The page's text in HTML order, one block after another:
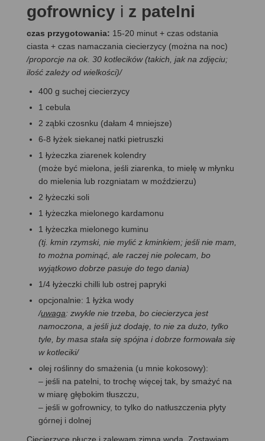
gofrownicy i z patelni
czas przygotowania: 15-20 minut + czas odstania
ciasta + czas namaczania ciecierzycy (można na noc)
/proporcje na ok. 30 kotlecików (takich, jak na zdjęciu;
ilość zależy od wielkości)/
400 g suchej ciecierzycy
1 cebula
2 ząbki czosnku (dałam 4 mniejsze)
6-8 łyżek siekanej natki pietruszki
1 łyżeczka ziarenek kolendry
(może być mielona, jeśli ziarenka, to mielę w młynku
do mielenia lub rozgniatam w moździerzu)
2 łyżeczki soli
1 łyżeczka mielonego kardamonu
1 łyżeczka mielonego kuminu
(tj. kmin rzymski, nie mylić z kminkiem; jeśli nie mam,
to można pominąć, ale raczej nie polecam, bo
wyjątkowo dobrze pasuje do tego dania)
1/4 łyżeczki chilli lub ostrej papryki
opcjonalnie: 1 łyżka wody
/uwaga: zwykle nie trzeba, bo ciecierzyca jest
namoczona, a jeśli już dodaję, to nie za dużo, tylko
tyle, by masa stała się spójna i dobrze formowała się
w kotleciki/
olej roślinny do smażenia (u mnie kokosowy):
– jeśli na patelni, to trochę więcej tak, by smażyć na
w miarę głębokim tłuszczu,
– jeśli w gofrownicy, to tylko do natłuszczenia płyty
górnej i dolnej
Ciecierzycę płuczę i zalewam zimną wodą. Zostawiam